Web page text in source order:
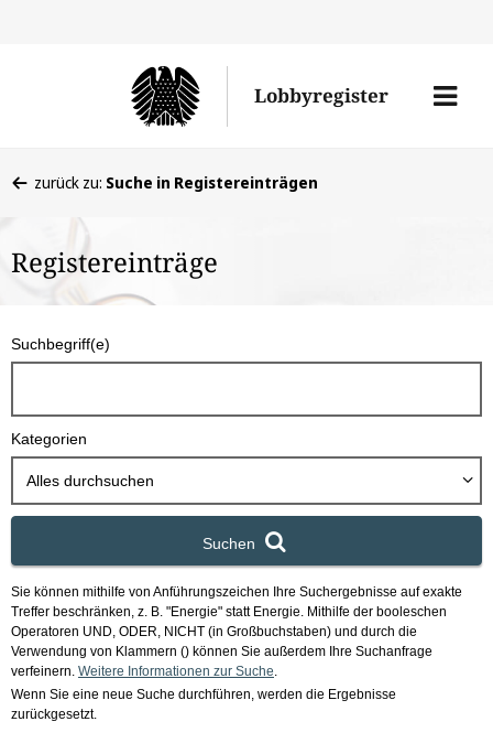
den
Lobbyregister
Menü
befinden
hier:
zurück zu: Suche in Registereinträgen
Registereinträge
u
h
b
x
Suchbegriff(e)
Kategorien
Alles durchsuchen
Suchen
Sie können mithilfe von Anführungszeichen Ihre Suchergebnisse auf exakte
Treffer beschränken, z. B. "Energie" statt Energie. Mithilfe der booleschen
Operatoren UND, ODER, NICHT (in Großbuchstaben) und durch die
Verwendung von Klammern () können Sie außerdem Ihre Suchanfrage
verfeinern. Weitere Informationen zur Suche
Wenn Sie eine neue Suche durchführen, werden die Ergebnisse
zurückgesetzt.